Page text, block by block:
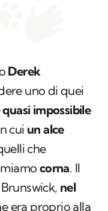
Derek
uno di quei
quasi impossibile
cui un alce
che
corna. Il
nel
era proprio alla